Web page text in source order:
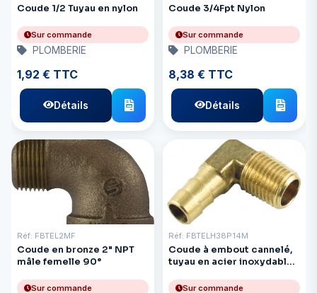
Coude 1/2 Tuyau en nylon
Sur commande
PLOMBERIE
1,92 € TTC
Détails
Coude 3/4Fpt Nylon
Sur commande
PLOMBERIE
8,38 € TTC
Détails
Réf: FBTEL2MF
Coude en bronze 2" NPT
mâle femelle 90°
Sur commande
Réf: FBTELH38P14M
Coude à embout cannelé,
tuyau en acier inoxydable :
tuyau : 3 1/4 pouces
Sur commande